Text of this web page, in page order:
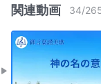
関連動画 34/